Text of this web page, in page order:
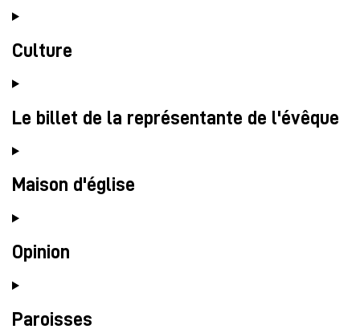
Culture
Le billet de la représentante de l'évêque
Maison d'église
Opinion
Paroisses